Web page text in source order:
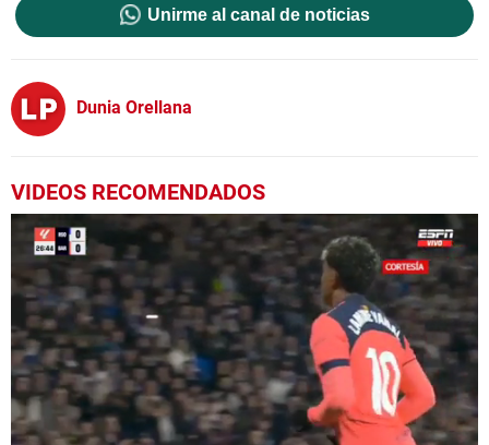
Unirme al canal de noticias
Dunia Orellana
VIDEOS RECOMENDADOS